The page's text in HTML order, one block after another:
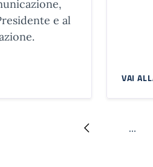
e al
VAI
Pagina …